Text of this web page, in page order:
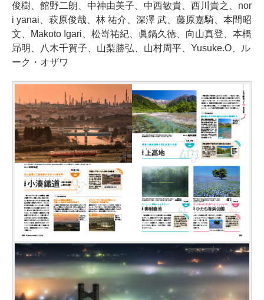
俊樹、館野二朗、中神由美子、中西敏貴、西川貴之、nor
i yanai、萩原俊哉、林 祐介、深澤 武、藤原嘉騎、本間昭
文、Makoto Igari、松嵜祐紀、眞鍋久徳、向山真登、本橋
昻明、八木千賀子、山梨勝弘、山村周平、Yusuke.O、ル
ーク・オザワ